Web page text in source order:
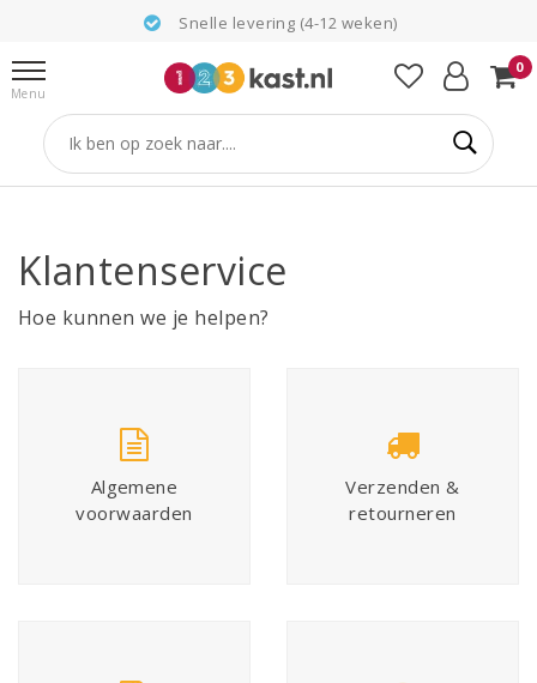
Snelle levering (4-12 weken)
Menu
0
Klantenservice
Hoe kunnen we je helpen?
Algemene
voorwaarden
Verzenden &
retourneren